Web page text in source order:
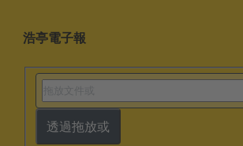
浩亭電子報
透過拖放或